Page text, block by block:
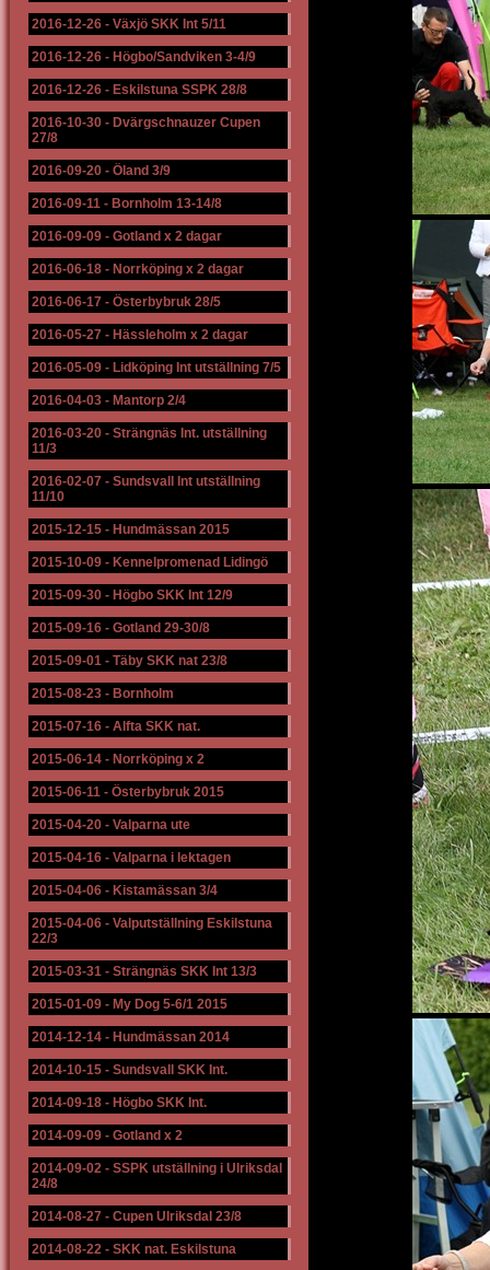
2016-12-26 - Växjö SKK Int 5/11
2016-12-26 - Högbo/Sandviken 3-4/9
2016-12-26 - Eskilstuna SSPK 28/8
2016-10-30 - Dvärgschnauzer Cupen
27/8
2016-09-20 - Öland 3/9
2016-09-11 - Bornholm 13-14/8
2016-09-09 - Gotland x 2 dagar
2016-06-18 - Norrköping x 2 dagar
2016-06-17 - Österbybruk 28/5
2016-05-27 - Hässleholm x 2 dagar
2016-05-09 - Lidköping Int utställning 7/5
2016-04-03 - Mantorp 2/4
2016-03-20 - Strängnäs Int. utställning
11/3
2016-02-07 - Sundsvall Int utställning
11/10
2015-12-15 - Hundmässan 2015
2015-10-09 - Kennelpromenad Lidingö
2015-09-30 - Högbo SKK Int 12/9
2015-09-16 - Gotland 29-30/8
2015-09-01 - Täby SKK nat 23/8
2015-08-23 - Bornholm
2015-07-16 - Alfta SKK nat.
2015-06-14 - Norrköping x 2
2015-06-11 - Österbybruk 2015
2015-04-20 - Valparna ute
2015-04-16 - Valparna i lektagen
2015-04-06 - Kistamässan 3/4
2015-04-06 - Valputställning Eskilstuna
22/3
2015-03-31 - Strängnäs SKK Int 13/3
2015-01-09 - My Dog 5-6/1 2015
2014-12-14 - Hundmässan 2014
2014-10-15 - Sundsvall SKK Int.
2014-09-18 - Högbo SKK Int.
2014-09-09 - Gotland x 2
2014-09-02 - SSPK utställning i Ulriksdal
24/8
2014-08-27 - Cupen Ulriksdal 23/8
2014-08-22 - SKK nat. Eskilstuna